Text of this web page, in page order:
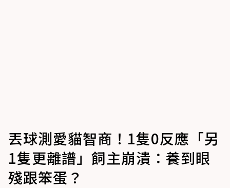
丟球測愛貓智商！1隻0反應「另
1隻更離譜」飼主崩潰：養到眼
殘跟笨蛋？